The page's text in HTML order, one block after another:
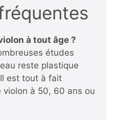
à tout âge ?
études
reste plastique
est tout à fait
à 50, 60 ans ou